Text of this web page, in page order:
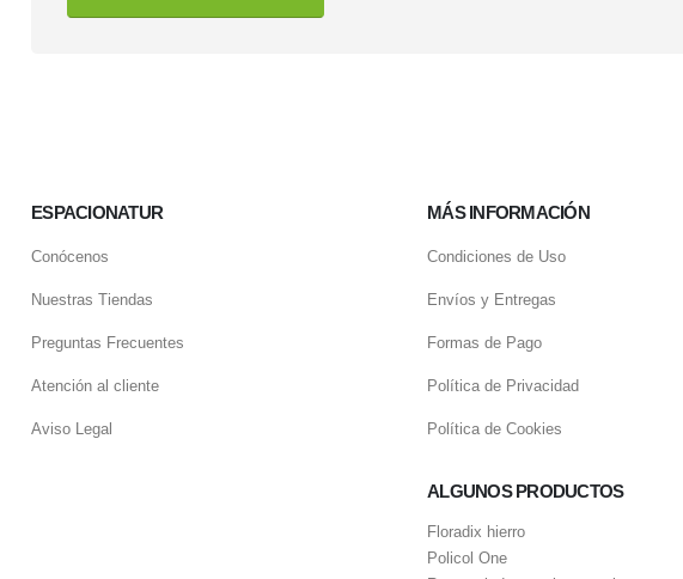
ESPACIONATUR
Conócenos
Nuestras Tiendas
Preguntas Frecuentes
Atención al cliente
Aviso Legal
MÁS INFORMACIÓN
Condiciones de Uso
Envíos y Entregas
Formas de Pago
Política de Privacidad
Política de Cookies
ALGUNOS PRODUCTOS
Floradix hierro
Policol One